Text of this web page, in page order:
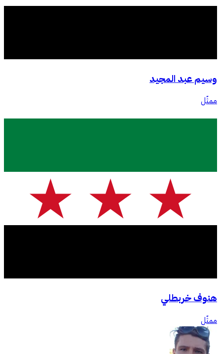
وسيم عبد المجيد
ممثّل
هنوف خربطلي
ممثّل